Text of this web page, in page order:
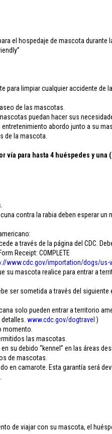
el hospedaje de mascota durante
para limpiar cualquier accidente de
de las mascotas.
puedan hacer sus
entretenimiento abordo junto a su
de la mascota.
vía para hasta 4 huéspedes y una
contra la rabia deben esperar
a través de la página del CDC.
Receipt: COMPLETE
www.cdc.gov/importation/dogs/us-
su mascota realice para entrar a
ser sometida a través del siguiente
solo pueden entrar a territorio
www.cdc.gov/dogtravel )
momento.
las mascotas.
su debido “kennel” en las áreas
de mascotas.
en camarote. Esta garantía será
de viajar con su mascota, el